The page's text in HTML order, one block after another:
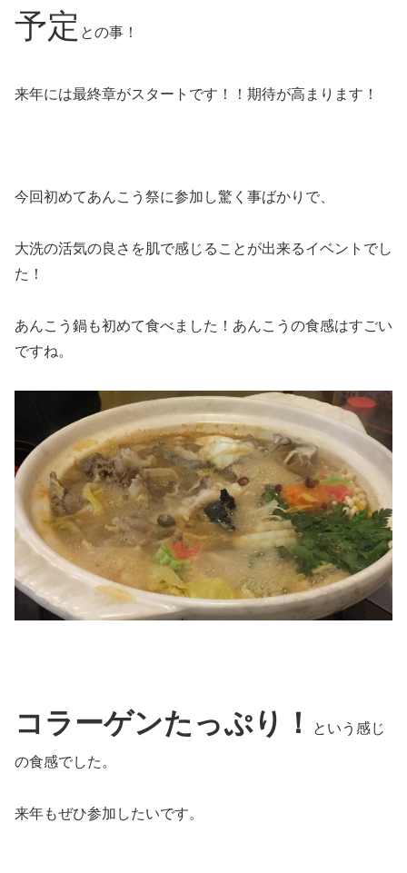
予定 との事！
来年には最終章がスタートです！！期待が高まります！
今回初めてあんこう祭に参加し驚く事ばかりで、
大洗の活気の良さを肌で感じることが出来るイベントでし
た！
あんこう鍋も初めて食べました！あんこうの食感はすごい
ですね。
コラーゲンたっぷり！ という感じ
の食感でした。
来年もぜひ参加したいです。